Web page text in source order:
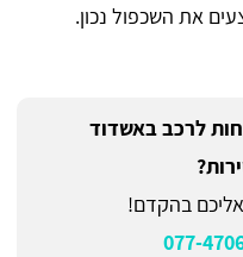
את השכפול נכון.
לרכב באשדוד
אליכם בהקדם!
077-